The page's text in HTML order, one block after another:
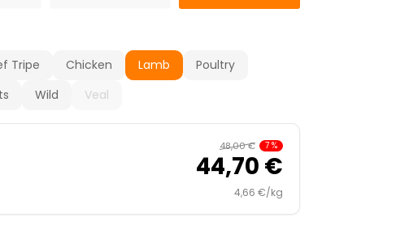
Tripe Chicken Lamb
Poultry
Wild Veal
48,00 € 7%
44,70 €
4,66 €/kg